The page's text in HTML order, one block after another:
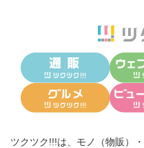
ツクツク!!!は、 モノ（物販） ・